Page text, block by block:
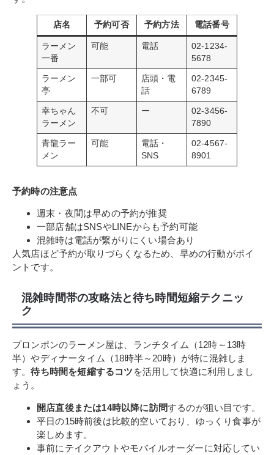
店名 予約可否 予約方法 電話番号
ラーメン
一番
可能 電話
02-1234-
5678
ラーメン
亭
一部可
店頭・電
話
02-2345-
6789
幸ちゃん
ラーメン
不可 ー
02-3456-
7890
青龍ラー
メン
可能
電話・
SNS
02-4567-
8901
予約時の注意点
週末・夜間は早めの予約が推奨
一部店舗はSNSやLINEからも予約可能
混雑時は電話が繋がりにくい場合あり
人気店ほど予約が取りづらくなるため、早めの行動がポイ
ントです。
混雑時間帯の攻略法と待ち時間短縮テクニッ
ク
プロンポンのラーメン屋は、ランチタイム（12時～13時
半）やディナータイム（18時半～20時）が特に混雑しま
す。待ち時間を短縮するコツ を活用して快適に利用しまし
ょう。
開店直後または14時以降に訪問するのが狙い目です。
平日の15時前後は比較的空いており、ゆっくり食事が
楽しめます。
事前にテイクアウトやモバイルオーダーに対応してい